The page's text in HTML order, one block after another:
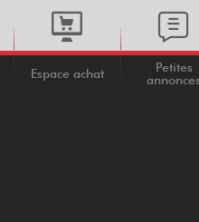
Espace achat
Petites